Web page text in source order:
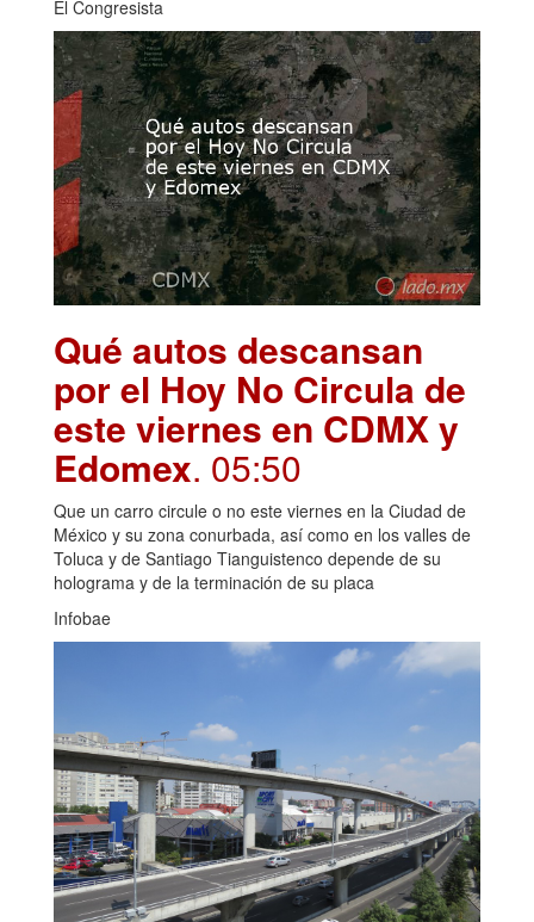
El Congresista
Qué autos descansan
por el Hoy No Circula de
este viernes en CDMX y
Edomex. 05:50
Que un carro circule o no este viernes en la Ciudad de
México y su zona conurbada, así como en los valles de
Toluca y de Santiago Tianguistenco depende de su
holograma y de la terminación de su placa
Infobae